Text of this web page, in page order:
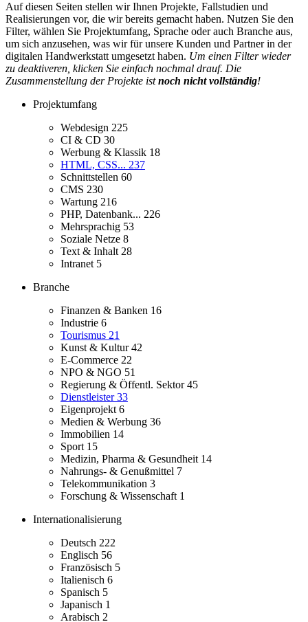
Auf diesen Seiten stellen wir Ihnen Projekte, Fallstudien und
Realisierungen vor, die wir bereits gemacht haben. Nutzen Sie den
Filter, wählen Sie Projektumfang, Sprache oder auch Branche aus,
um sich anzusehen, was wir für unsere Kunden und Partner in der
digitalen Handwerkstatt umgesetzt haben. Um einen Filter wieder
zu deaktiveren, klicken Sie einfach nochmal drauf. Die
Zusammenstellung der Projekte istnoch nicht vollständig!
Projektumfang
Webdesign 225
CI & CD 30
Werbung & Klassik 18
HTML, CSS... 237
Schnittstellen 60
CMS 230
Wartung 216
PHP, Datenbank... 226
Mehrsprachig 53
Soziale Netze 8
Text & Inhalt 28
Intranet 5
Branche
Finanzen & Banken 16
Industrie 6
Tourismus 21
Kunst & Kultur42
E-Commerce 22
NPO & NGO 51
Regierung & Öffentl. Sektor45
Dienstleister33
Eigenprojekt 6
Medien & Werbung 36
Immobilien 14
Sport 15
Medizin, Pharma & Gesundheit 14
Nahrungs- & Genußmittel 7
Telekommunikation 3
Forschung & Wissenschaft 1
Internationalisierung
Deutsch 222
Englisch 56
Französisch 5
Italienisch 6
Spanisch 5
Japanisch 1
Arabisch 2